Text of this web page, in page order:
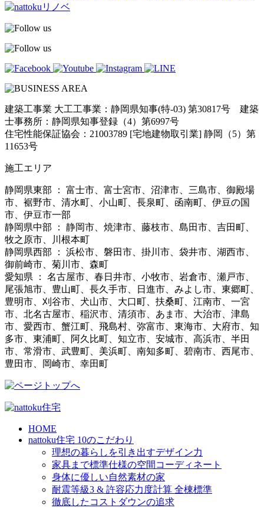
建築工事業 大工工事業：静岡県知事(特-03) 第30817号 建築
士事務所：静岡県知事登録（4）第6997号
住宅性能保証協会：21003789 [宅地建物取引業] 静岡（5）第
11653号
施工エリア
静岡県東部 ： 富士市、富士宮市、沼津市、三島市、御殿場
市、裾野市、清水町、小山町、長泉町、函南町、伊豆の国
市、伊豆市一部
静岡県中部 ： 静岡市、焼津市、藤枝市、島田市、吉田町、
牧之原市、川根本町
静岡県西部 ： 浜松市、磐田市、掛川市、袋井市、湖西市、
御前崎市、菊川市、森町
愛知県 ： 名古屋市、春日井市、小牧市、岩倉市、瀬戸市、
尾張旭市、豊山町、長久手市、日進市、みよし市、東郷町、
豊明市、刈谷市、犬山市、大口町、扶桑町、江南市、一宮
市、北名古屋市、稲沢市、清須市、あま市、大治市、津島
市、愛西市、蟹江町、飛島村、弥富市、東海市、大府市、知
多市、東浦町、阿久比町、知立市、安城市、高浜市、半田
市、常滑市、武豊町、美浜町、南知多町、碧南市、西尾市、
豊田市、岡崎市、幸田町
HOME
nattoku住宅 10のこだわり
理想の暮らしを引き出すデザイン力
家具まで標準仕様の空間コーディネート
身体に優しい自然素材の家
耐震等級3 & 許容応力度計算 全棟標準
徹底したコストダウンの追求